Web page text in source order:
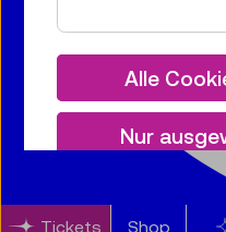
© 2020
Tickets Shop
Alle
Nur
Nur